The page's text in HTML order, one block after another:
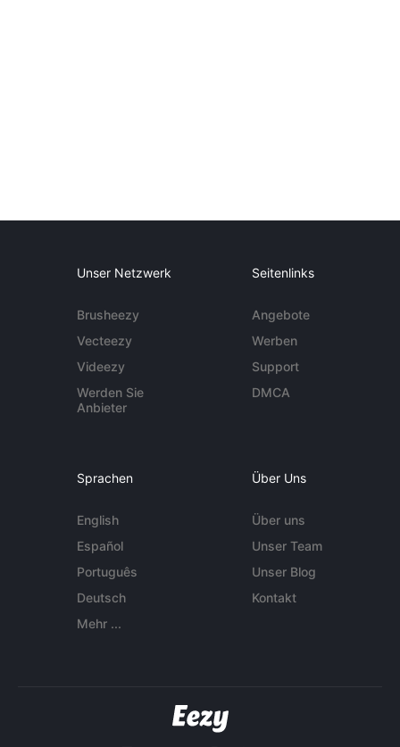
Unser Netzwerk
Brusheezy
Vecteezy
Videezy
Werden Sie
Anbieter
Seitenlinks
Angebote
Werben
Support
DMCA
Sprachen
English
Español
Português
Deutsch
Mehr ...
Über Uns
Über uns
Unser Team
Unser Blog
Kontakt